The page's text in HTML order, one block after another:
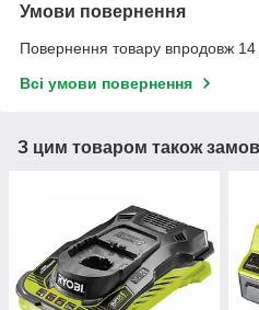
Умови повернення
Повернення товару впродовж 14
Всі умови повернення
З цим товаром також